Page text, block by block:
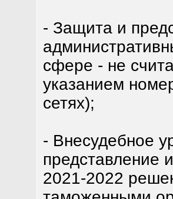
- Защита и
сфере - не
указанием
сетях);
- Внесудебное
представление
2021-2022